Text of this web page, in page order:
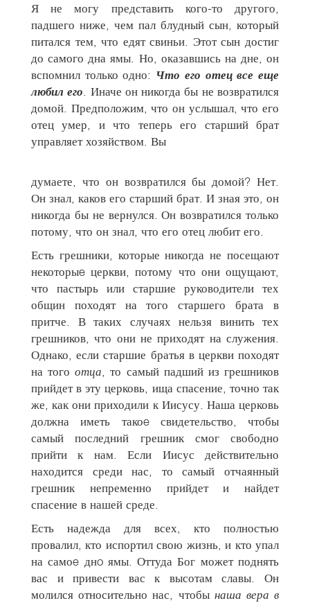
Я не могу представить кого-то другого,
падшего ниже, чем пал блудный сын, который
питался тем, что едят свиньи. Этот сын достиг
до самого дна ямы. Но, оказавшись на дне, он
вспомнил только одно: Что его отец все еще
любил его . Иначе он никогда бы не возвратился
домой. Предположим, что он услышал, что его
отец умер, и что теперь его старший брат
управляет хозяйством. Вы
думаете, что он возвратился бы домой? Нет.
Он знал, каков его старший брат. И зная это, он
никогда бы не вернулся. Он возвратился только
потому, что он знал, что его отец любит его.
Есть грешники, которые никогда не посещают
некоторыe церкви, потому что они ощущают,
что пастырь или старшие руководители тех
общин походят на того старшего брата в
притче. В таких случаях нельзя винить тех
грешников, что они не приходят на служения.
Однако, если старшие братья в церкви походят
на тогоотца , то самый падший из грешников
прийдет в эту церковь, ища спасение, точно так
же, как они приходили к Иисусу. Наша церковь
должна иметь такоe свидетельство, чтобы
самый последний грешник смог свободно
прийти к нам. Если Иисус действительно
находится среди нас, то самый отчаянный
грешник непременно прийдет и найдет
спасение в нашей среде.
Есть надежда для всех, кто полностью
провалил, кто испортил свою жизнь, и кто упал
на самоe днo ямы. Оттуда Бог может поднять
вас и привести вас к высотам славы. Он
молился относительно нас, чтобы наша вера в